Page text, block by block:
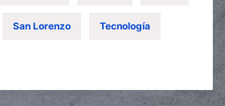
San Lorenzo Tecnología